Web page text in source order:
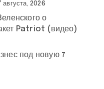
августа, 2026
о
Patriot (видео)
под новую 7